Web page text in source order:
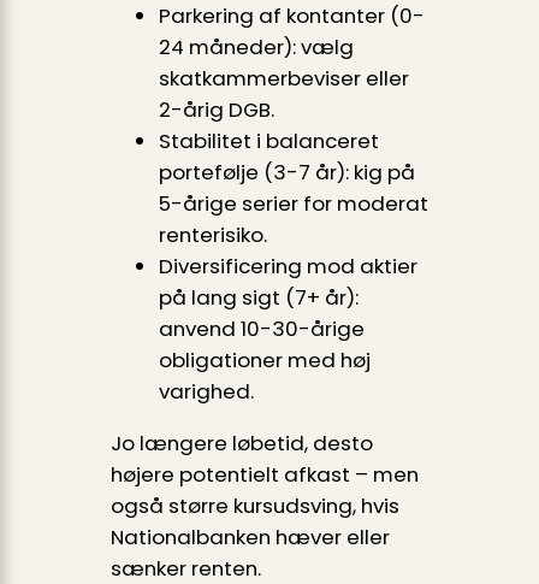
Parkering af kontanter (0-
24 måneder): vælg
skatkammerbeviser eller
2-årig DGB.
Stabilitet i balanceret
portefølje (3-7 år): kig på
5-årige serier for moderat
renterisiko.
Diversificering mod aktier
på lang sigt (7+ år):
anvend 10-30-årige
obligationer med høj
varighed.
Jo længere løbetid, desto
højere potentielt afkast – men
også større kursudsving, hvis
Nationalbanken hæver eller
sænker renten.